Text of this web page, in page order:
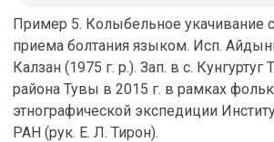
Пример 5. Колыбельное укачивание
приема болтания языком. Исп.
Калзан (1975 г. р.). Зап. в с. Кунгуртуг
района Тувы в 2015 г. в рамках
этнографической экспедиции
РАН (рук. Е. Л. Тирон).